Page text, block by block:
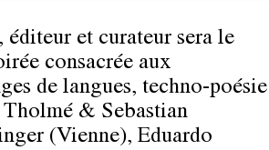
éditeur et curateur sera le
consacrée aux
de langues, techno-poésie
& Sebastian
(Vienne), Eduardo